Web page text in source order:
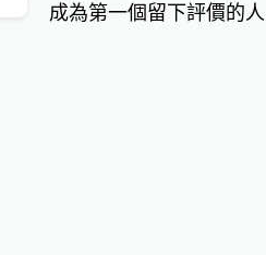
成為第一個留下評價的人